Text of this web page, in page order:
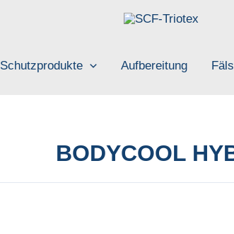
Schutzprodukte Aufbereitung
BODYCOOL